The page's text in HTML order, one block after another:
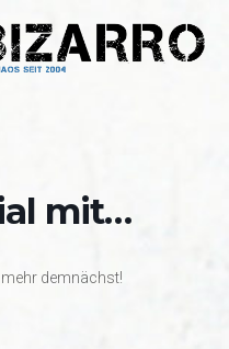
mit…
mehr demnächst!